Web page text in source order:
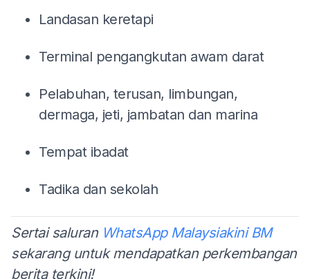
Landasan keretapi
Terminal pengangkutan awam darat
Pelabuhan, terusan, limbungan,
dermaga, jeti, jambatan dan marina
Tempat ibadat
Tadika dan sekolah
Sertai saluran WhatsApp Malaysiakini BM
sekarang untuk mendapatkan perkembangan
berita terkini!